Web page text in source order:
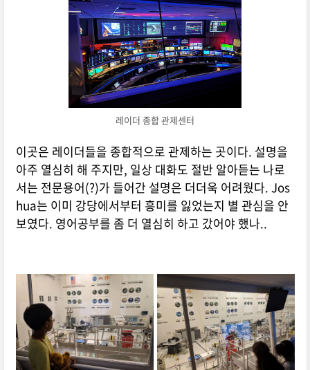
레이더 종합 관제센터
이곳은 레이더들을 종합적으로 관제하는 곳이다. 설명을
아주 열심히 해 주지만, 일상 대화도 절반 알아듣는 나로
서는 전문용어(?)가 들어간 설명은 더더욱 어려웠다. Jos
hua는 이미 강당에서부터 흥미를 잃었는지 별 관심을 안
보였다. 영어공부를 좀 더 열심히 하고 갔어야 했나..